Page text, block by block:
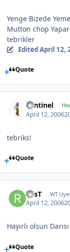
Yenge Bizede
Mutton chop Yapar
tebrikler
EditedApril 12,
Quote
Sentinel
April 12, 2006
tebriks!
Quote
RasT WT
April 12, 2006
Hayırlı olsun
Quote